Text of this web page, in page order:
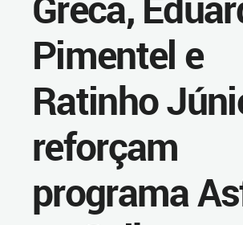
Pimentel e
Ratinho
reforçam
programa